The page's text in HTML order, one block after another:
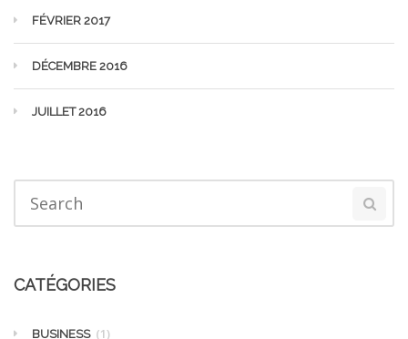
FÉVRIER 2017
DÉCEMBRE 2016
JUILLET 2016
CATÉGORIES
BUSINESS (1)